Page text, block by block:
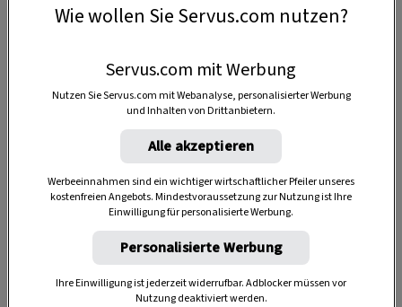
Wie wollen Sie Servus.com nutzen?
Servus.com mit Werbung
Nutzen Sie Servus.com mit Webanalyse, personalisierter Werbung
und Inhalten von Drittanbietern.
Alle akzeptieren
Werbeeinnahmen sind ein wichtiger wirtschaftlicher Pfeiler unseres
kostenfreien Angebots. Mindestvoraussetzung zur Nutzung ist Ihre
Einwilligung für personalisierte Werbung.
Personalisierte Werbung
Ihre Einwilligung ist jederzeit widerrufbar. Adblocker müssen vor
Nutzung deaktiviert werden.